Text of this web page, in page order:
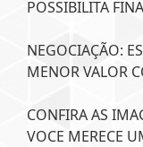
POSSIBILITA
NEGOCIAÇÃO:
MENOR VALOR
CONFIRA AS
VOCE MERECE